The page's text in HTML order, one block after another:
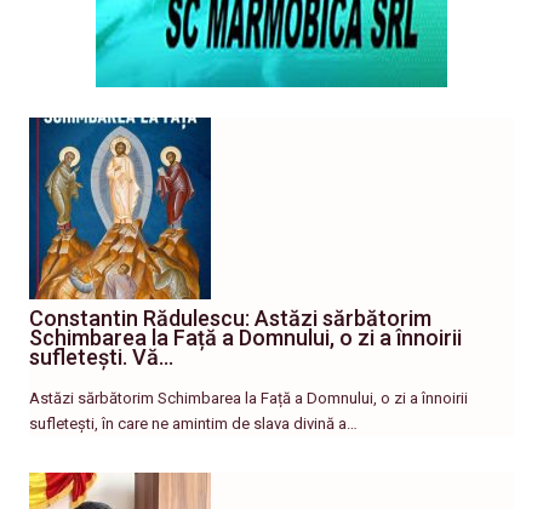
Constantin Rădulescu: Astăzi sărbătorim
Schimbarea la Față a Domnului, o zi a înnoirii
sufletești. Vă…
Astăzi sărbătorim Schimbarea la Față a Domnului, o zi a înnoirii
sufletești, în care ne amintim de slava divină a…